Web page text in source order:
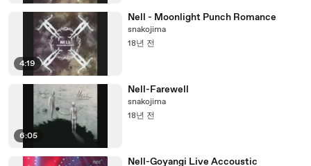
4:19
Nell - Moonlight Punch Romance
snakojima
18년 전
6:05
Nell-Farewell
snakojima
18년 전
Nell-Goyangi Live Accoustic